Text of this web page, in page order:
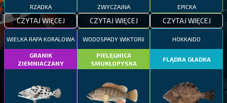
RZADKA
CZYTAJ WIĘCEJ
ZWYCZAJNA
CZYTAJ WIĘCEJ
EPICKA
CZYTAJ WIĘCEJ
WIELKA RAFA KORALOWA
GRANIK
ZIEMNIACZANY
WODOSPADY WIKTORII
PIELĘGNICA
SMUKŁOPYSKA
HOKKAIDO
FLĄDRA GŁADKA